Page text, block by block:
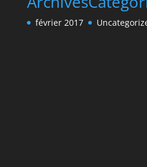
février 2017